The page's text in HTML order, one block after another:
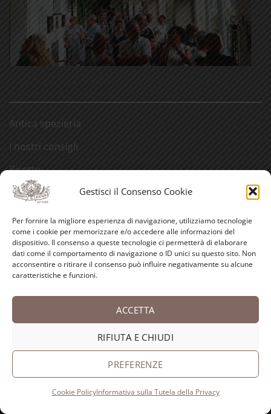
Gestisci il Consenso Cookie
Per fornire la migliore esperienza di navigazione, utilizziamo tecnologie
come i cookie per memorizzare e/o accedere alle informazioni del
dispositivo. Il consenso a queste tecnologie ci permetterà di elaborare
dati come il comportamento di navigazione o ID unici su questo sito. Non
acconsentire o ritirare il consenso può influire negativamente su alcune
caratteristiche e funzioni.
ACCETTA
RIFIUTA E CHIUDI
PREFERENZE
Cookie PolicyInformativa sulla Tutela della Privacy
Antica spezieria
I nostri consigli
Ricette
Bellezza
Aforismi
Eventi
Video
Visa MasterCard
Transfer
Copyright 2026 ©Antica Farmacia-Erboristeria Sant'Anna
dei Frati Carmelitani Scalzi